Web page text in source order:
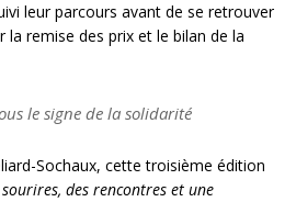
leur parcours avant de se retrouver
remise des prix et le bilan de la
le signe de la solidarité
Sochaux, cette troisième édition
des rencontres et une